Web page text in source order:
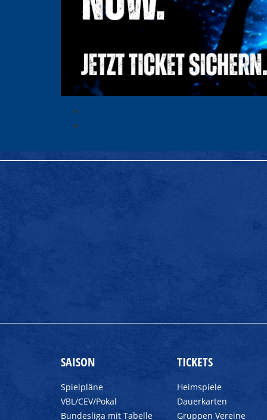
SAISON
Spielpläne
VBL/CEV/Pokal
Bundesliga mit Tabelle
TICKETS
Heimspiele
Dauerkarten
Gruppen Vereine